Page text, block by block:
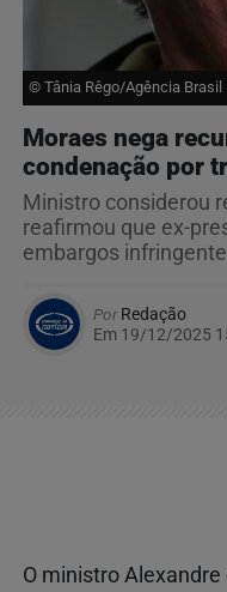
© Tânia Rêgo/Agência Brasil
Moraes nega
condenação por
Ministro considerou
reafirmou que ex-
embargos
PorRedação
Em 19/12/2025
O ministro